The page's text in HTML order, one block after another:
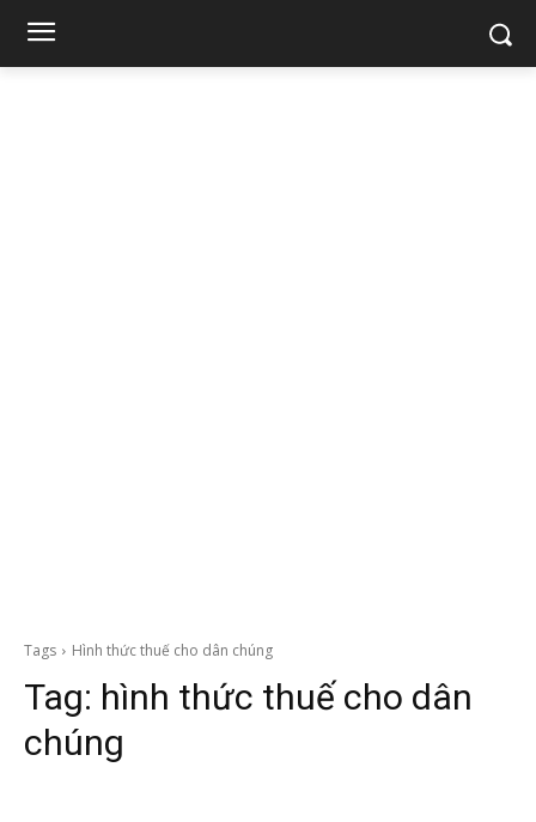
Tags Hình thức thuế cho dân chúng
Tag: hình thức thuế cho dân
chúng